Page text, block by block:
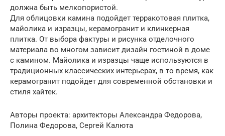
должна быть мелкопористой.
Для облицовки камина подойдет терракотовая плитка,
майолика и изразцы, керамогранит и клинкерная
плитка. От выбора фактуры и рисунка отделочного
материала во многом зависит дизайн гостиной в доме
с камином. Майолика и изразцы чаще используются в
традиционных классических интерьерах, в то время, как
керамогранит подойдет для современной обстановки и
стиля хайтек.
Авторы проекта: архитекторы Александра Федорова,
Полина Федорова, Сергей Калюта